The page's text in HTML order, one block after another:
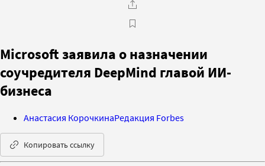
Microsoft заявила о назначении
соучредителя DeepMind главой ИИ-
бизнеса
Анастасия КорочкинаРедакция Forbes
Копировать ссылку